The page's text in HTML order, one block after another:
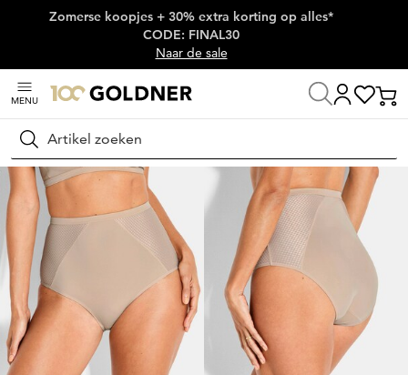
Skip naar hoofdinhoud
Zomerse koopjes + 30% extra korting op alles*
CODE: FINAL30
Naar de sale
MENU
Zoeken
Home Lingerie & badmode